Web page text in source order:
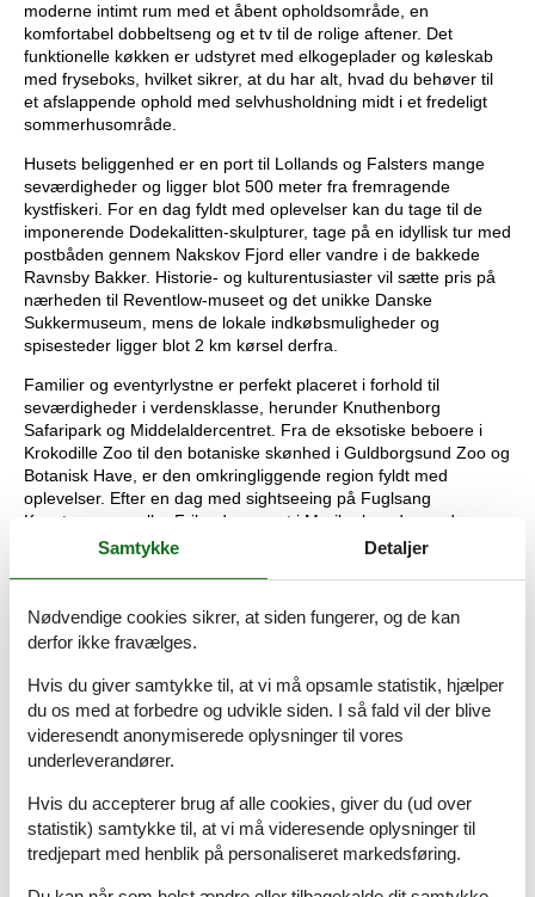
moderne intimt rum med et åbent opholdsområde, en
komfortabel dobbeltseng og et tv til de rolige aftener. Det
funktionelle køkken er udstyret med elkogeplader og køleskab
med fryseboks, hvilket sikrer, at du har alt, hvad du behøver til
et afslappende ophold med selvhusholdning midt i et fredeligt
sommerhusområde.
Husets beliggenhed er en port til Lollands og Falsters mange
seværdigheder og ligger blot 500 meter fra fremragende
kystfiskeri. For en dag fyldt med oplevelser kan du tage til de
imponerende Dodekalitten-skulpturer, tage på en idyllisk tur med
postbåden gennem Nakskov Fjord eller vandre i de bakkede
Ravnsby Bakker. Historie- og kulturentusiaster vil sætte pris på
nærheden til Reventlow-museet og det unikke Danske
Sukkermuseum, mens de lokale indkøbsmuligheder og
spisesteder ligger blot 2 km kørsel derfra.
Familier og eventyrlystne er perfekt placeret i forhold til
seværdigheder i verdensklasse, herunder Knuthenborg
Safaripark og Middelaldercentret. Fra de eksotiske beboere i
Krokodille Zoo til den botaniske skønhed i Guldborgsund Zoo og
Botanisk Have, er den omkringliggende region fyldt med
oplevelser. Efter en dag med sightseeing på Fuglsang
Kunstmuseum eller Frilandsmuseet i Maribo kan du vende
tilbage til din private naturgrund og nyde den friske kystluft og
1 Opholdsstue:
(1S+1), tv
Køkken:Elkogepl., køleskab m/frostboks
Bad/wc:Wc, håndvask, bruser
Og: El-varme, naturgrund 804 m2 , sommerhusområde
Nøgleinformation
Nøglen til ferieboligen er til rådighed fra kl. 16:00 på
indflytningsdagen.
Dette hus er udstyret med smart lock
Samtykke Detaljer
Nødvendige cookies sikrer, at siden fungerer, og de kan
derfor ikke fravælges.
Hvis du giver samtykke til, at vi må opsamle statistik, hjælper
du os med at forbedre og udvikle siden. I så fald vil der blive
videresendt anonymiserede oplysninger til vores
underleverandører.
Hvis du accepterer brug af alle cookies, giver du (ud over
statistik) samtykke til, at vi må videresende oplysninger til
tredjepart med henblik på personaliseret markedsføring.